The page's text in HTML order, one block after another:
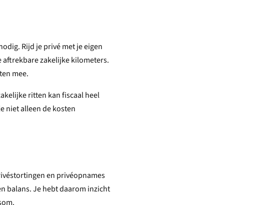
Rijd je privé met je eigen
zakelijke kilometers.
mee.
ritten kan fiscaal heel
niet alleen de kosten
en privéopnames
balans. Je hebt daarom inzicht